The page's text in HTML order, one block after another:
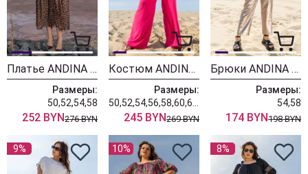
Платье ANDINA 834 леопард коричневый
Размеры:
50,52,54,58
252 BYN276 BYN
Костюм ANDINA 954 фуксия
Размеры:
245 BYN269 BYN
Брюки ANDINA 238 джинс серебро-антик
Размеры:
54,58
174 BYN198 BYN
9% 10% 8%